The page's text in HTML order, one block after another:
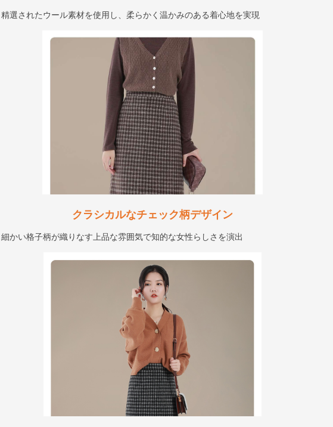
精選されたウール素材を使用し、柔らかく温かみのある着心地を実現
クラシカルなチェック柄デザイン
細かい格子柄が織りなす上品な雰囲気で知的な女性らしさを演出